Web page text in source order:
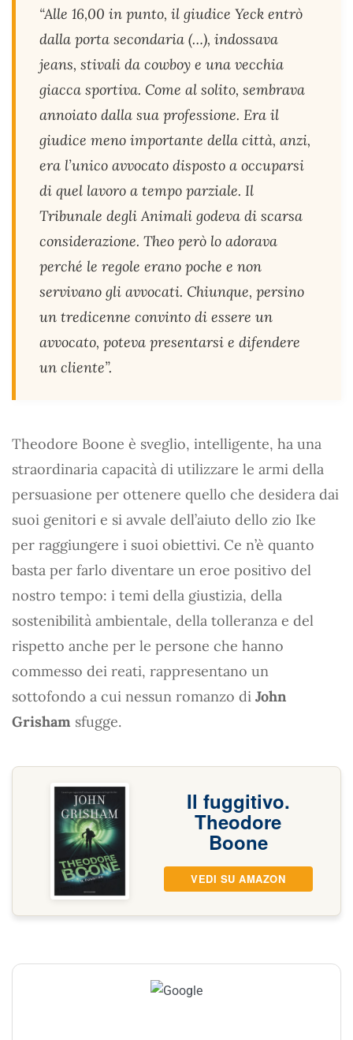
“Alle 16,00 in punto, il giudice Yeck entrò
dalla porta secondaria (…), indossava
jeans, stivali da cowboy e una vecchia
giacca sportiva. Come al solito, sembrava
annoiato dalla sua professione. Era il
giudice meno importante della città, anzi,
era l’unico avvocato disposto a occuparsi
di quel lavoro a tempo parziale. Il
Tribunale degli Animali godeva di scarsa
considerazione. Theo però lo adorava
perché le regole erano poche e non
servivano gli avvocati. Chiunque, persino
un tredicenne convinto di essere un
avvocato, poteva presentarsi e difendere
un cliente”.
Theodore Boone è sveglio, intelligente, ha una
straordinaria capacità di utilizzare le armi della
persuasione per ottenere quello che desidera dai
suoi genitori e si avvale dell’aiuto dello zio Ike
per raggiungere i suoi obiettivi. Ce n’è quanto
basta per farlo diventare un eroe positivo del
nostro tempo: i temi della giustizia, della
sostenibilità ambientale, della tolleranza e del
rispetto anche per le persone che hanno
commesso dei reati, rappresentano un
sottofondo a cui nessun romanzo di John
Grisham sfugge.
Il fuggitivo.
Theodore
Boone
VEDI SU AMAZON